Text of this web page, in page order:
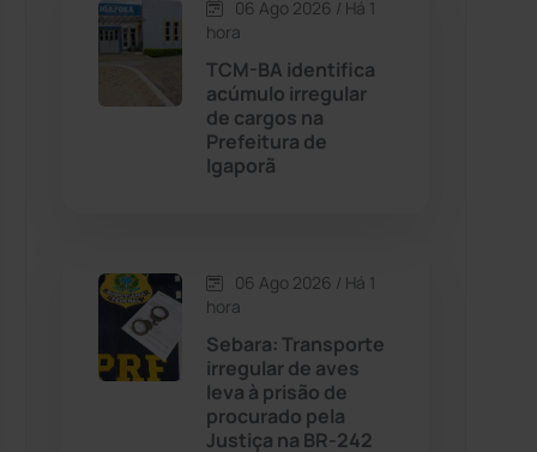
Cordeiros
Dom Basílio
Érico Cardoso
Esportes
06 Ago 2026 / Há 1
hora
TCM-BA identifica
acúmulo irregular
de cargos na
Prefeitura de
Igaporã
06 Ago 2026 / Há 1
hora
Sebara: Transporte
irregular de aves
leva à prisão de
procurado pela
Justiça na BR-242